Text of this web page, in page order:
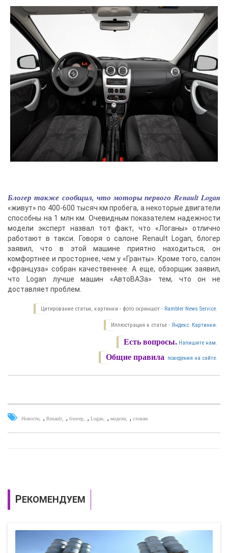
Блогер также сообщил, что моторы первого Renault Logan
«живут» по 400-600 тысяч км пробега, а некоторые двигатели
способны на 1 млн км. Очевидным показателем надежности
модели эксперт назвал тот факт, что «Логаны» отлично
работают в такси. Говоря о салоне Renault Logan, блогер
заявил, что в этой машине приятно находиться, он
комфортнее и просторнее, чем у «Гранты». Кроме того, салон
«француза» собран качественнее. А еще, обзорщик заявил,
что Logan лучше машин «АвтоВАЗа» тем, что он не
доставляет проблем.
Цитирование статьи, картинки - фото скриншот - Rambler News Service.
Иллюстрация к статье - Яндекс. Картинки.
Есть вопросы. Напишите нам.
Общие правила поведения на сайте.
Новости , Renault , блогер , Logan , модели , словам
РЕКОМЕНДУЕМ